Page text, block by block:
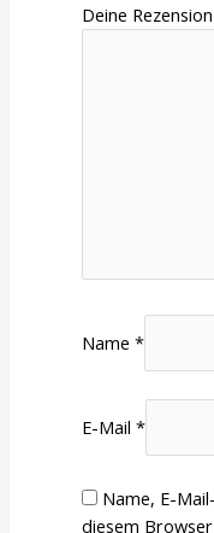
Deine
Name*
E-Mail*
Name, E-
diesem